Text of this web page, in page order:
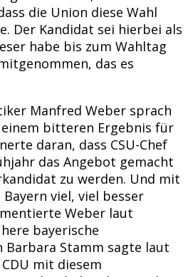
die Union diese Wahl
Der Kandidat sei hierbei als
habe bis zum Wahltag
das es
Manfred Weber sprach
bitteren Ergebnis für
daran, dass CSU-Chef
das Angebot gemacht
zu werden. Und mit
viel, viel besser
Weber laut
bayerische
Barbara Stamm sagte laut
mit diesem